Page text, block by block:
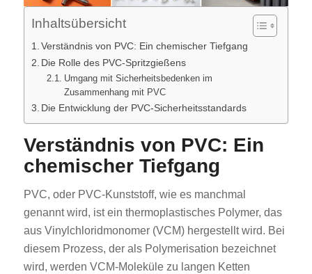
Inhaltsübersicht
Verständnis von PVC: Ein chemischer Tiefgang
Die Rolle des PVC-Spritzgießens
Umgang mit Sicherheitsbedenken im
Zusammenhang mit PVC
Die Entwicklung der PVC-Sicherheitsstandards
Verständnis von PVC: Ein
chemischer Tiefgang
PVC, oder PVC-Kunststoff, wie es manchmal
genannt wird, ist ein thermoplastisches Polymer, das
aus Vinylchloridmonomer (VCM) hergestellt wird. Bei
diesem Prozess, der als Polymerisation bezeichnet
wird, werden VCM-Moleküle zu langen Ketten